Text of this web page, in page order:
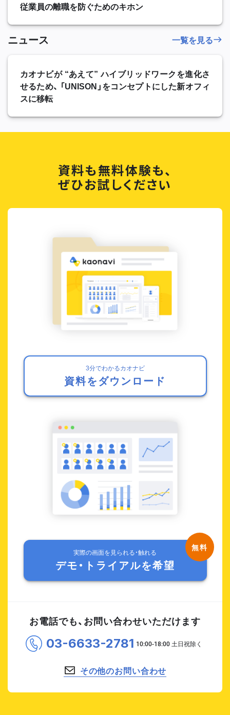
従業員の離職を防ぐためのキホン
ニュース
カオナビが “あえて” ハイブリッドワークを進化さ
せるため、 「UNISON」をコンセプトにした新オフィ
スに移転
一覧を見る
資料も無料体験も、
ぜひお試しください
3分でわかるカオナビ
資料をダウンロード
実際の画面を見られる・触れる
デモ・トライアルを希望
お電話でも、お問い合わせいただけます
03-6633-2781
その他のお問い合わせ